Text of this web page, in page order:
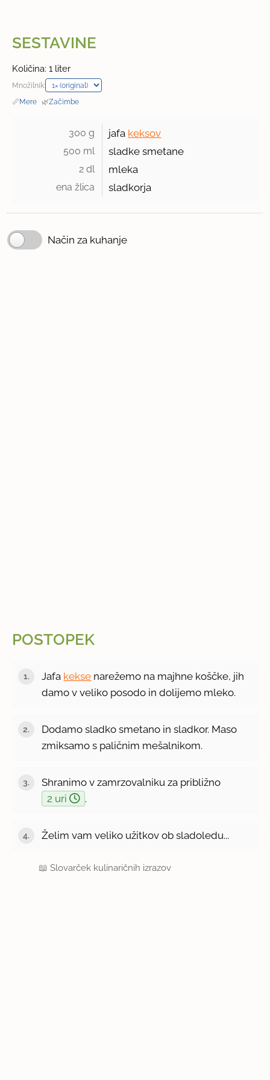
SESTAVINE
Količina: 1 liter
Množilnik:
📏Mere · 🌿Začimbe
300 g jafa keksov
500 ml sladke smetane
2 dl mleka
ena žlica sladkorja
Način za kuhanje
POSTOPEK
Jafa kekse narežemo na majhne koščke, jih
damo v veliko posodo in dolijemo mleko.
Dodamo sladko smetano in sladkor. Maso
zmiksamo s paličnim mešalnikom.
Shranimo v zamrzovalniku za približno
2 uri
.
Želim vam veliko užitkov ob sladoledu...
📖Slovarček kulinaričnih izrazov